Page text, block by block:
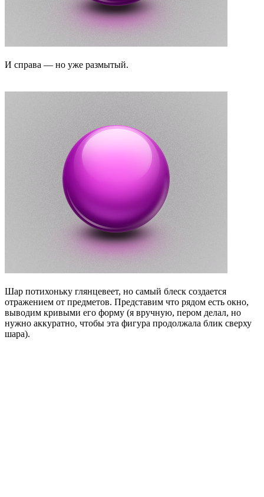
И справа — но уже размытый.
Шар потихоньку глянцевеет, но самый блеск создается
отражением от предметов. Представим что рядом есть окно,
выводим кривыми его форму (я вручную, пером делал, но
нужно аккуратно, чтобы эта фигура продолжала блик сверху
шара).